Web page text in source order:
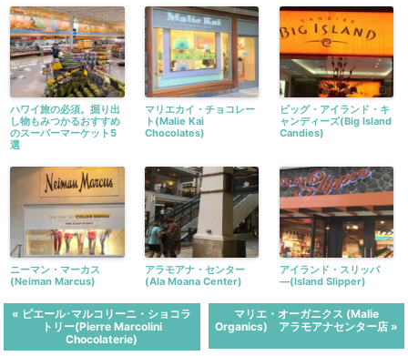
ハワイ旅の必須。掘り出
し物もみつかるおすすめ
のスーパーマーケット5
選
マリエカイ・チョコレー
ト(Malie Kai
Chocolates)
ビッグ・アイランド・キ
ャンディーズ(Big Island
Candies)
ニーマン・マーカス
(Neiman Marcus)
アラモアナ・センター
(Ala Moana Center)
アイランド・スリッパ
―(Island Slipper)
« ピエール･マルコリーニ・ショコラ
トリー(Pierre Marcolini
Chocolaterie)
マリエ・オーガニクス (Malie
Organics) アラモアナセンター店 »